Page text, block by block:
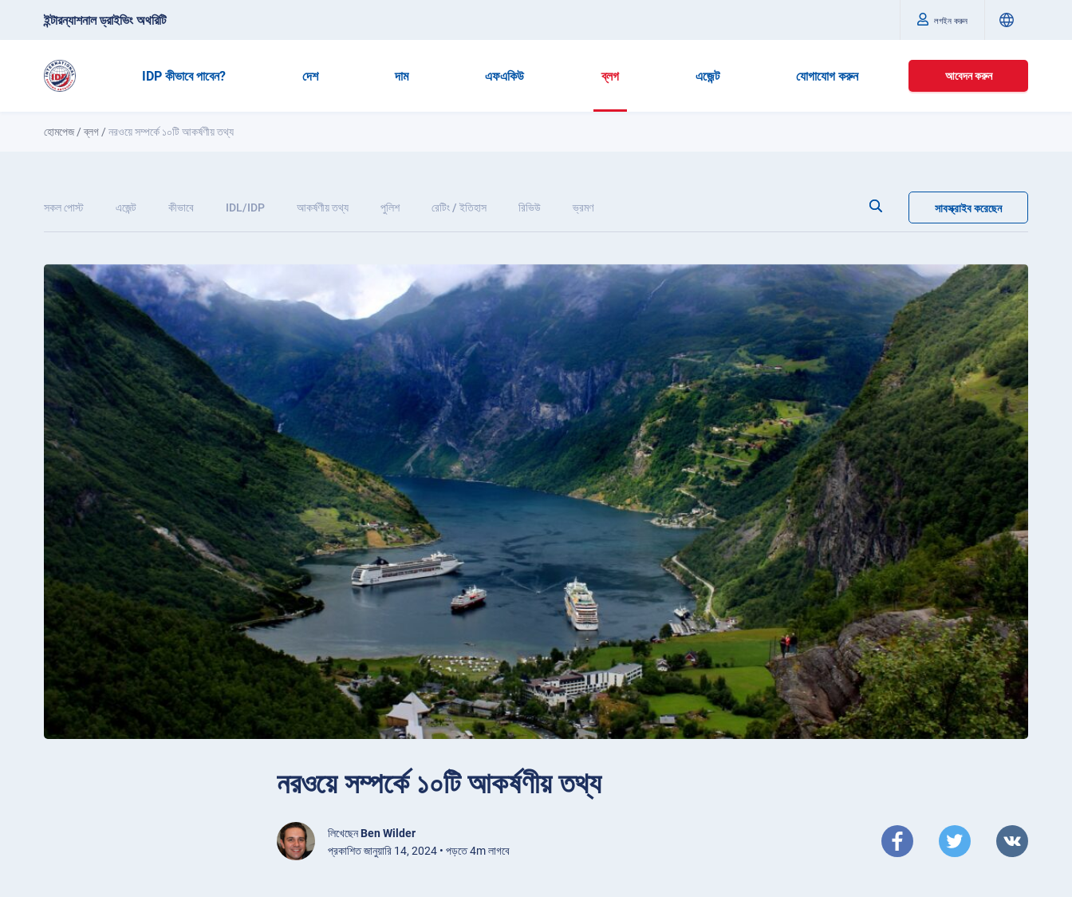
ইন্টারন্যাশনাল ড্রাইভিং অথরিটি লগইন করুন
IDP কীভাবে পাবেন? দেশ দাম এফএকিউ ব্লগ এজেন্ট যোগাযোগ করুন আবেদন করুন
হোমপেজ/ব্লগ /নরওয়ে সম্পর্কে ১০টি আকর্ষণীয় তথ্য
সকল পোস্ট এজেন্ট কীভাবে IDL/IDP আকর্ষণীয় তথ্য পুলিশ রেটিং / ইতিহাস রিভিউ ভ্রমণ সাবস্ক্রাইব করেছেন
নরওয়ে সম্পর্কে ১০টি আকর্ষণীয় তথ্য
লিখেছেনBen Wilder
প্রকাশিত জানুয়ারি 14, 2024 • পড়তে 4m লাগবে